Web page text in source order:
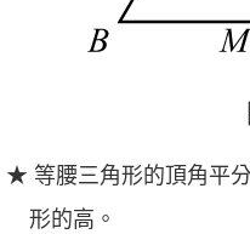
★ 等腰三角形的頂角平
形的高。